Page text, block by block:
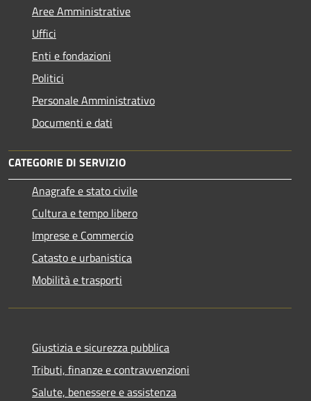
Aree Amministrative
Uffici
Enti e fondazioni
Politici
Personale Amministrativo
Documenti e dati
CATEGORIE DI SERVIZIO
Anagrafe e stato civile
Cultura e tempo libero
Imprese e Commercio
Catasto e urbanistica
Mobilità e trasporti
Giustizia e sicurezza pubblica
Tributi, finanze e contravvenzioni
Salute, benessere e assistenza